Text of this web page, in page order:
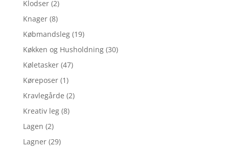
Klodser (2)
Knager (8)
Købmandsleg (19)
Køkken og Husholdning (30)
Køletasker (47)
Køreposer (1)
Kravlegårde (2)
Kreativ leg (8)
Lagen (2)
Lagner (29)